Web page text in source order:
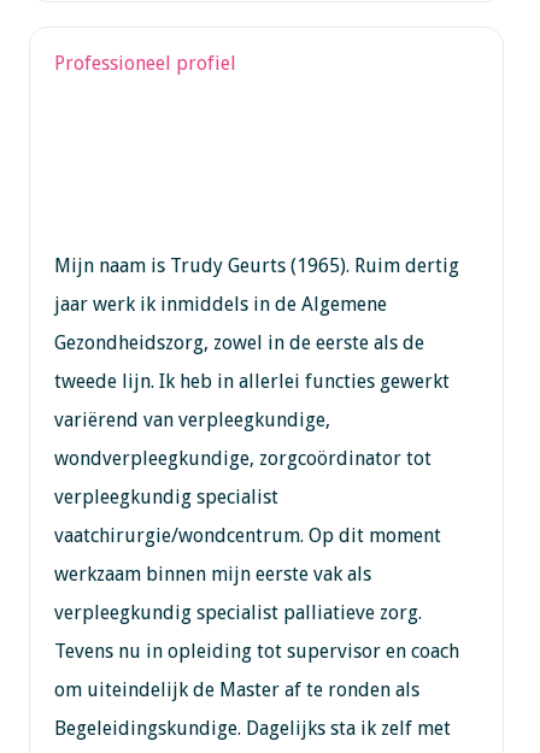
Professioneel profiel
Mijn naam is Trudy Geurts (1965). Ruim dertig
jaar werk ik inmiddels in de Algemene
Gezondheidszorg, zowel in de eerste als de
tweede lijn. Ik heb in allerlei functies gewerkt
variërend van verpleegkundige,
wondverpleegkundige, zorgcoördinator tot
verpleegkundig specialist
vaatchirurgie/wondcentrum. Op dit moment
werkzaam binnen mijn eerste vak als
verpleegkundig specialist palliatieve zorg.
Tevens nu in opleiding tot supervisor en coach
om uiteindelijk de Master af te ronden als
Begeleidingskundige. Dagelijks sta ik zelf met